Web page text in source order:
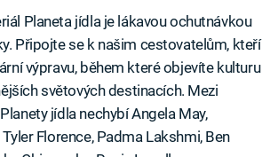
Planeta jídla je lákavou ochutnávkou
Připojte se k našim cestovatelům, kteří
výpravu, během které objevíte kulturu
světových destinacích. Mezi
jídla nechybí Angela May,
Florence, Padma Lakshmi, Ben